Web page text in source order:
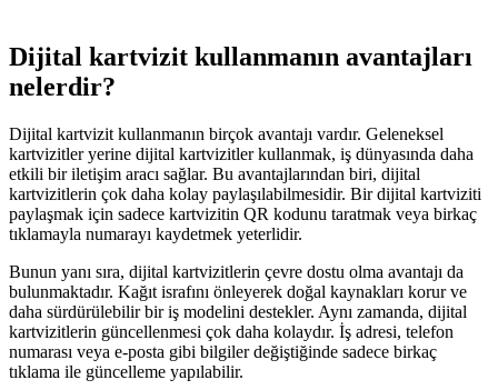
Dijital kartvizit kullanmanın avantajları
nelerdir?
Dijital kartvizit kullanmanın birçok avantajı vardır. Geleneksel
kartvizitler yerine dijital kartvizitler kullanmak, iş dünyasında daha
etkili bir iletişim aracı sağlar. Bu avantajlarından biri, dijital
kartvizitlerin çok daha kolay paylaşılabilmesidir. Bir dijital kartviziti
paylaşmak için sadece kartvizitin QR kodunu taratmak veya birkaç
tıklamayla numarayı kaydetmek yeterlidir.
Bunun yanı sıra, dijital kartvizitlerin çevre dostu olma avantajı da
bulunmaktadır. Kağıt israfını önleyerek doğal kaynakları korur ve
daha sürdürülebilir bir iş modelini destekler. Aynı zamanda, dijital
kartvizitlerin güncellenmesi çok daha kolaydır. İş adresi, telefon
numarası veya e-posta gibi bilgiler değiştiğinde sadece birkaç
tıklama ile güncelleme yapılabilir.